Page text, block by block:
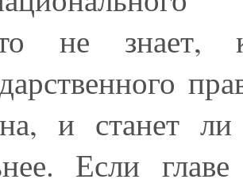
не знает,
и станет
Если главе